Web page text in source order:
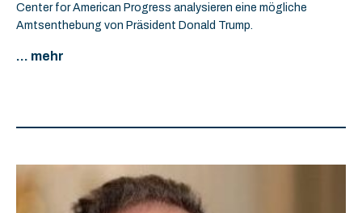
Center for American Progress analysieren eine mögliche
Amtsenthebung von Präsident Donald Trump.
... mehr